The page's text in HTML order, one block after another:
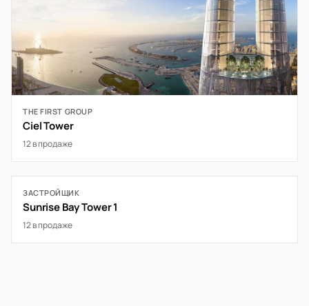
THE FIRST GROUP
Ciel Tower
12 в продаже
ЗАСТРОЙЩИК
Sunrise Bay Tower 1
12 в продаже